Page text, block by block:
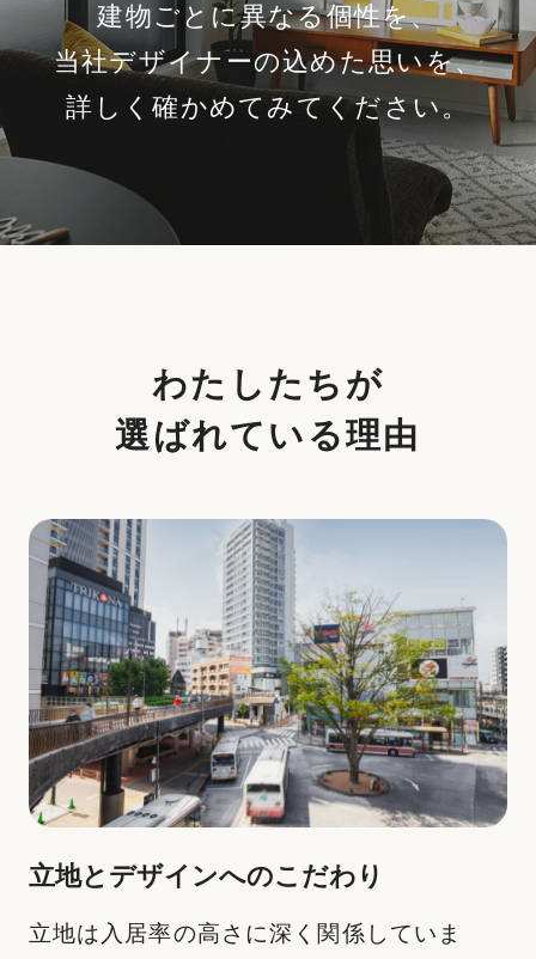
建物ごとに異なる個性を、
当社デザイナーの込めた思いを、
詳しく確かめてみてください。
わたしたちが
選ばれている理由
⽴地とデザインへのこだわり
⽴地は⼊居率の⾼さに深く関係していま